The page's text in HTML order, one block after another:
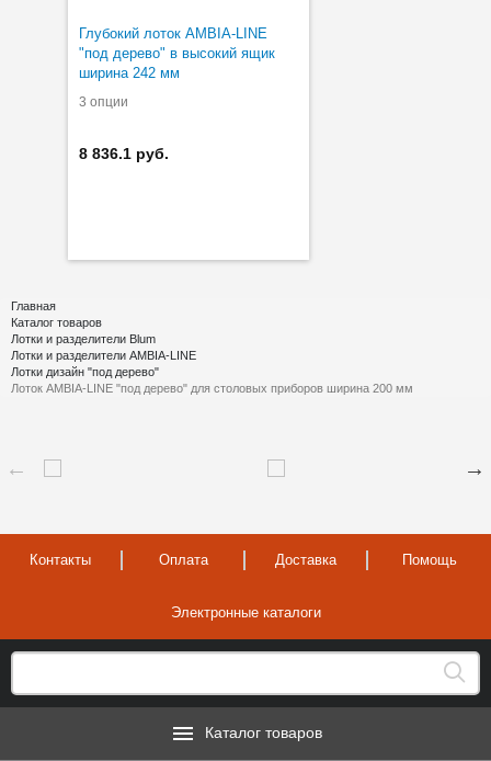
Глубокий лоток AMBIA-LINE
"под дерево" в высокий ящик
ширина 242 мм
3 опции
8 836.1 руб.
Главная
Каталог товаров
Лотки и разделители Blum
Лотки и разделители AMBIA-LINE
Лотки дизайн "под дерево"
Лоток AMBIA-LINE "под дерево" для столовых приборов ширина 200 мм
Контакты Оплата Доставка Помощь
Электронные каталоги
Каталог товаров